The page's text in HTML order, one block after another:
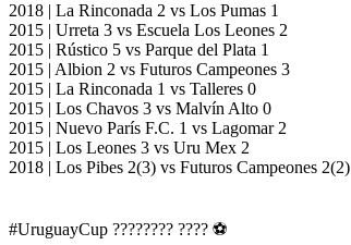
2018 | La Rinconada 2 vs Los Pumas 1
2015 | Urreta 3 vs Escuela Los Leones 2
2015 | Rústico 5 vs Parque del Plata 1
2015 | Albion 2 vs Futuros Campeones 3
2015 | La Rinconada 1 vs Talleres 0
2015 | Los Chavos 3 vs Malvín Alto 0
2015 | Nuevo París F.C. 1 vs Lagomar 2
2015 | Los Leones 3 vs Uru Mex 2
2018 | Los Pibes 2(3) vs Futuros Campeones 2(2)
#UruguayCup ???????? ???? ⚽️